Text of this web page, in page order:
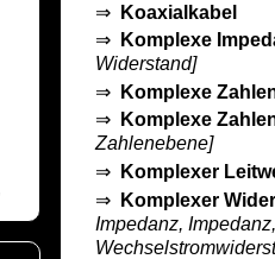
⇒
Koaxialkabel
⇒
Komplexe
Widerstand]
⇒
Komplexe
⇒
Komplexe
Zahlenebene]
⇒
Komplexer
⇒
Komplexer
Impedanz,